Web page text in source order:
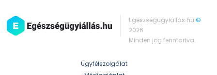
Egészségügyiállás.hu©
2026
Minden jog fenntartva.
Ügyfélszolgálat